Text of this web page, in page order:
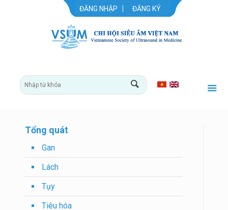
ĐĂNG NHẬP ĐĂNG KÝ
Tổng quát
Gan
Lách
Tụy
Tiêu hóa